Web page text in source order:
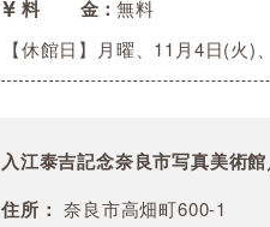
料金
無料
【休館日】月曜、11月4日(火
入江泰吉記念奈良市写真美術
住所： 奈良市高畑町600-1